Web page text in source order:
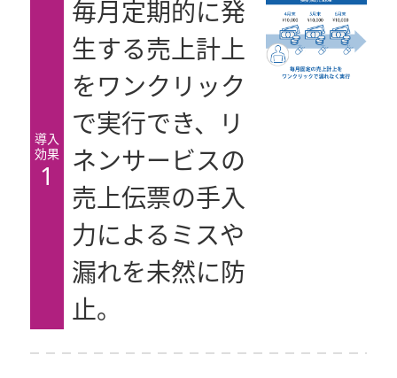
導入
効果
1
毎月定期的に発
生する売上計上
をワンクリック
で実行でき、リ
ネンサービスの
売上伝票の手入
力によるミスや
漏れを未然に防
止。